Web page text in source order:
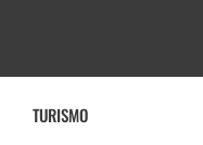
TURISMO